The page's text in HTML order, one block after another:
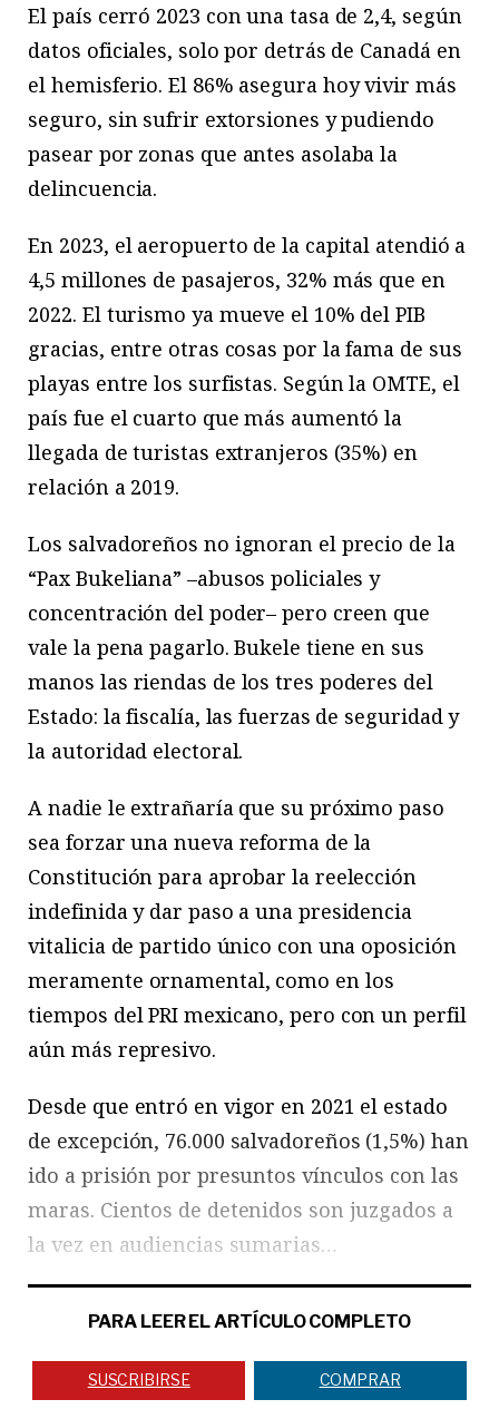
El país cerró 2023 con una tasa de 2,4, según
datos oficiales, solo por detrás de Canadá en
el hemisferio. El 86% asegura hoy vivir más
seguro, sin sufrir extorsiones y pudiendo
pasear por zonas que antes asolaba la
delincuencia.
En 2023, el aeropuerto de la capital atendió a
4,5 millones de pasajeros, 32% más que en
2022. El turismo ya mueve el 10% del PIB
gracias, entre otras cosas por la fama de sus
playas entre los surfistas. Según la OMTE, el
país fue el cuarto que más aumentó la
llegada de turistas extranjeros (35%) en
relación a 2019.
Los salvadoreños no ignoran el precio de la
“Pax Bukeliana” –abusos policiales y
concentración del poder– pero creen que
vale la pena pagarlo. Bukele tiene en sus
manos las riendas de los tres poderes del
Estado: la fiscalía, las fuerzas de seguridad y
la autoridad electoral.
A nadie le extrañaría que su próximo paso
sea forzar una nueva reforma de la
Constitución para aprobar la reelección
indefinida y dar paso a una presidencia
vitalicia de partido único con una oposición
meramente ornamental, como en los
tiempos del PRI mexicano, pero con un perfil
aún más represivo.
Desde que entró en vigor en 2021 el estado
de excepción, 76.000 salvadoreños (1,5%) han
ido a prisión por presuntos vínculos con las
maras. Cientos de detenidos son juzgados a
la vez en audiencias sumarias…
PARA LEER EL ARTÍCULO COMPLETO
SUSCRIBIRSE COMPRAR